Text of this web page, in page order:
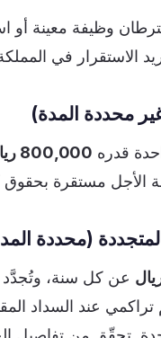
وظيفة معينة أو
الاستقرار في
محددة المدة)
قدره 800,000 ريال
الأجل مستقرة بحقوق
(محددة
عن كل سنة، وتُجدَّد
عند السداد